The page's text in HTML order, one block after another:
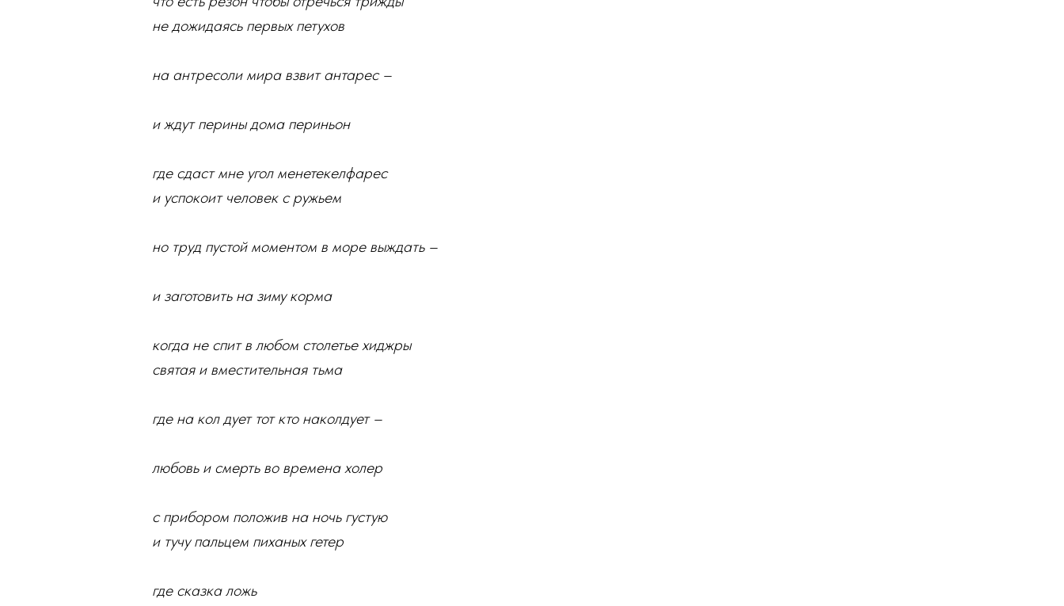
не дожидаясь первых петухов
на антресоли мира взвит антарес –
и ждут перины дома периньон
где сдаст мне угол менетекелфарес
и успокоит человек с ружьем
но труд пустой моментом в море выждать –
и заготовить на зиму корма
когда не спит в любом столетье хиджры
святая и вместительная тьма
где на кол дует тот кто наколдует –
любовь и смерть во времена холер
с прибором положив на ночь густую
и тучу пальцем пиханых гетер
где сказка ложь